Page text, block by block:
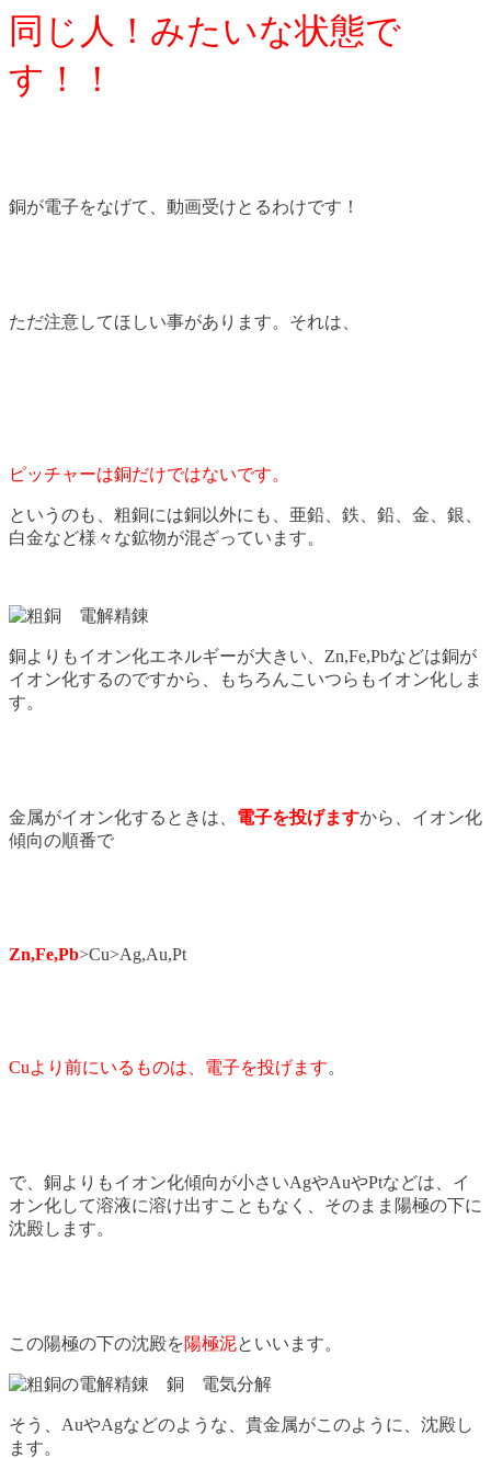
同じ人！みたいな状態で
す！！
銅が電子をなげて、動画受けとるわけです！
ただ注意してほしい事があります。それは、
ピッチャーは銅だけではないです。
というのも、粗銅には銅以外にも、亜鉛、鉄、鉛、金、銀、
白金など様々な鉱物が混ざっています。
銅よりもイオン化エネルギーが大きい、Zn,Fe,Pbなどは銅が
イオン化するのですから、もちろんこいつらもイオン化しま
す。
金属がイオン化するときは、 電子を投げますから、イオン化
傾向の順番で
Zn,Fe,Pb>Cu>Ag,Au,Pt
Cuより前にいるものは、電子を投げます。
で、銅よりもイオン化傾向が小さいAgやAuやPtなどは、イ
オン化して溶液に溶け出すこともなく、そのまま陽極の下に
沈殿します。
この陽極の下の沈殿を陽極泥といいます。
そう、AuやAgなどのような、貴金属がこのように、沈殿し
ます。